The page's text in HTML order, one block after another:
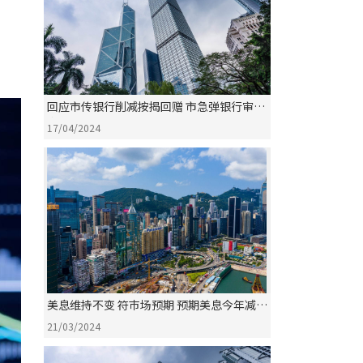
回应市传银行削减按揭回赠 市急弹银行审批
塞车
17/04/2024
美息维持不变 符巿场预期 预期美息今年减
0.75%
21/03/2024